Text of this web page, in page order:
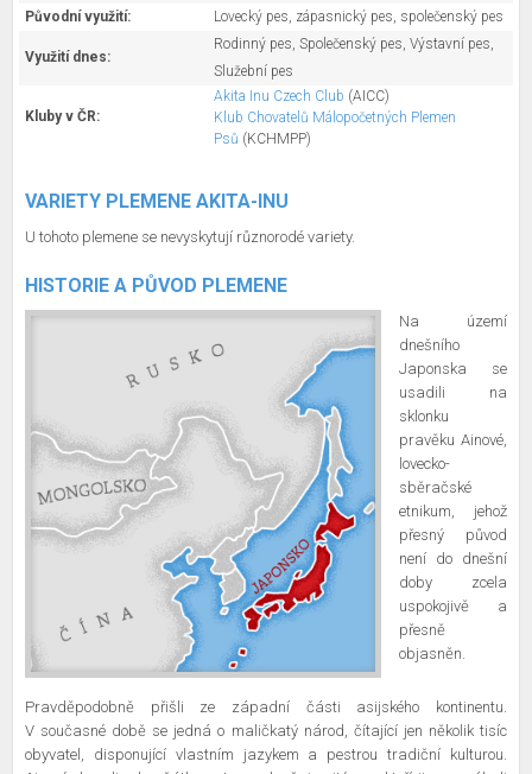
Původní využití:
Lovecký pes, zápasnický pes, společenský pes
Využití dnes:
Rodinný pes, Společenský pes, Výstavní pes,
Služební pes
Kluby v ČR:
Akita Inu Czech Club (AICC)
Klub Chovatelů Málopočetných Plemen
Psů (KCHMPP)
VARIETY PLEMENE AKITA-INU
U tohoto plemene se nevyskytují různorodé variety.
HISTORIE A PŮVOD PLEMENE
Na území
dnešního
Japonska se
usadili na
sklonku
pravěku Ainové,
lovecko-
sběračské
etnikum, jehož
přesný původ
není do dnešní
doby zcela
uspokojivě a
přesně
objasněn.
Pravděpodobně přišli ze západní části asijského kontinentu.
V současné době se jedná o maličkatý národ, čítající jen několik tisíc
obyvatel, disponující vlastním jazykem a pestrou tradiční kulturou.